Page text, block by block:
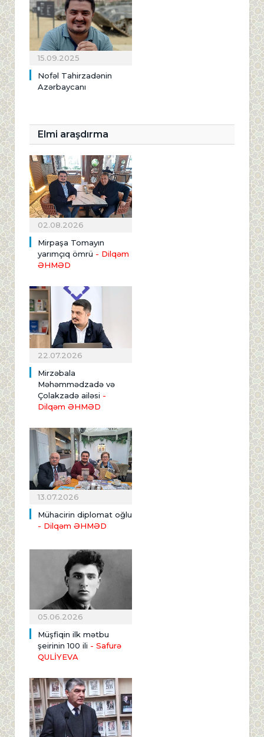
15.09.2025
Nofəl Tahirzadənin
Azərbaycanı
Elmi araşdırma
02.08.2026
Mirpaşa Tomayın
yarımçıq ömrü - Dilqəm
ƏHMƏD
22.07.2026
Mirzəbala
Məhəmmədzadə və
Çolakzadə ailəsi -
Dilqəm ƏHMƏD
13.07.2026
Mühacirin diplomat oğlu
- Dilqəm ƏHMƏD
05.06.2026
Müşfiqin ilk mətbu
şeirinin 100 ili - Safurə
QULİYEVA